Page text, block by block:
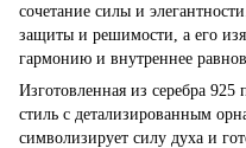
сочетание силы и
защиты и решимости, а его
гармонию и внутреннее
Изготовленная из серебра
стиль с детализированным
символизирует силу духа и